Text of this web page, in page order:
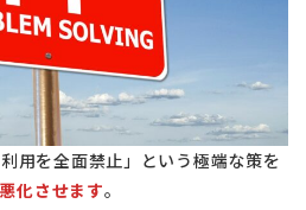
用を全面禁止」という極端な策を
化させます。